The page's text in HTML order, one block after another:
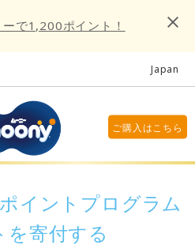
で1,200ポイント！
Japan
ご購入はこちら
イントプログラム
を寄付する